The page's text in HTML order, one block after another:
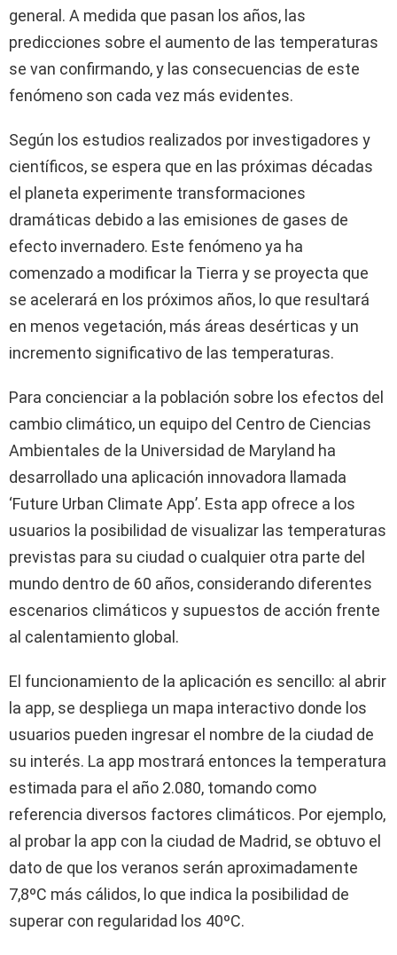
general. A medida que pasan los años, las
predicciones sobre el aumento de las temperaturas
se van confirmando, y las consecuencias de este
fenómeno son cada vez más evidentes.
Según los estudios realizados por investigadores y
científicos, se espera que en las próximas décadas
el planeta experimente transformaciones
dramáticas debido a las emisiones de gases de
efecto invernadero. Este fenómeno ya ha
comenzado a modificar la Tierra y se proyecta que
se acelerará en los próximos años, lo que resultará
en menos vegetación, más áreas desérticas y un
incremento significativo de las temperaturas.
Para concienciar a la población sobre los efectos del
cambio climático, un equipo del Centro de Ciencias
Ambientales de la Universidad de Maryland ha
desarrollado una aplicación innovadora llamada
‘Future Urban Climate App’. Esta app ofrece a los
usuarios la posibilidad de visualizar las temperaturas
previstas para su ciudad o cualquier otra parte del
mundo dentro de 60 años, considerando diferentes
escenarios climáticos y supuestos de acción frente
al calentamiento global.
El funcionamiento de la aplicación es sencillo: al abrir
la app, se despliega un mapa interactivo donde los
usuarios pueden ingresar el nombre de la ciudad de
su interés. La app mostrará entonces la temperatura
estimada para el año 2.080, tomando como
referencia diversos factores climáticos. Por ejemplo,
al probar la app con la ciudad de Madrid, se obtuvo el
dato de que los veranos serán aproximadamente
7,8ºC más cálidos, lo que indica la posibilidad de
superar con regularidad los 40ºC.